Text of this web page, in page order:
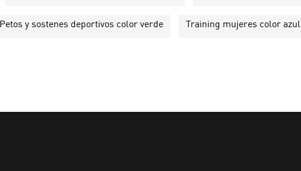
Petos y sostenes deportivos color verde Training mujeres color azul